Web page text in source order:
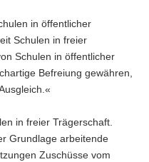
in öffentlicher
Schulen in freier
Schulen in öffentlicher
Befreiung gewähren,
in freier Trägerschaft.
Grundlage arbeitende
Zuschüsse vom